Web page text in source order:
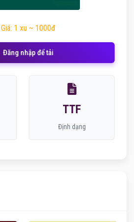
1 xu ~ 1000đ
Đăng nhập để tải
TTF
Định dạng